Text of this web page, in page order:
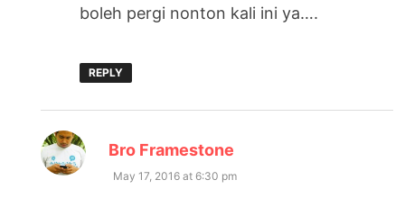
boleh pergi nonton kali ini ya….
REPLY
Bro Framestone
May 17, 2016 at 6:30 pm